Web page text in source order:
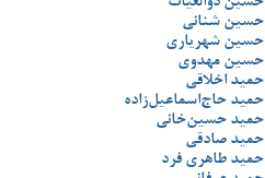
حسین شنانی
حسین شهریاری
حسین مهدوی
حمید اخلاقی
حمید حاج‌اسماعیل‌زاده
حمید حسین‌خانی
حمید صادقی
حمید طاهری فرد